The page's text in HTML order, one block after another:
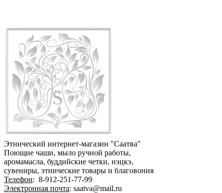
Этнический интернет-магазин "Саатва"
Поющие чаши, мыло ручной работы,
аромамасла, буддийские четки, нэцкэ,
сувениры, этнические товары и благовония
Телефон: 8-912-251-77-99
Электронная почта: saatva@mail.ru